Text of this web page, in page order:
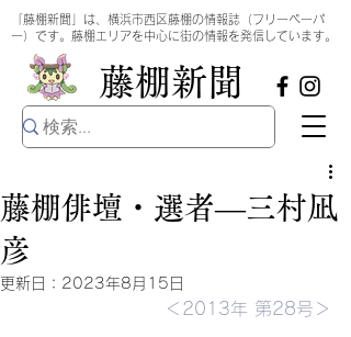
​藤棚新聞
「藤棚新聞」は、横浜市西区藤棚の情報誌（フリーペーパ
ー）です。藤棚エリアを中心に街の情報を発信しています。
藤棚俳壇・選者―三村凪
彦
更新日： 2023年8月15日
＜2013年 第28号＞